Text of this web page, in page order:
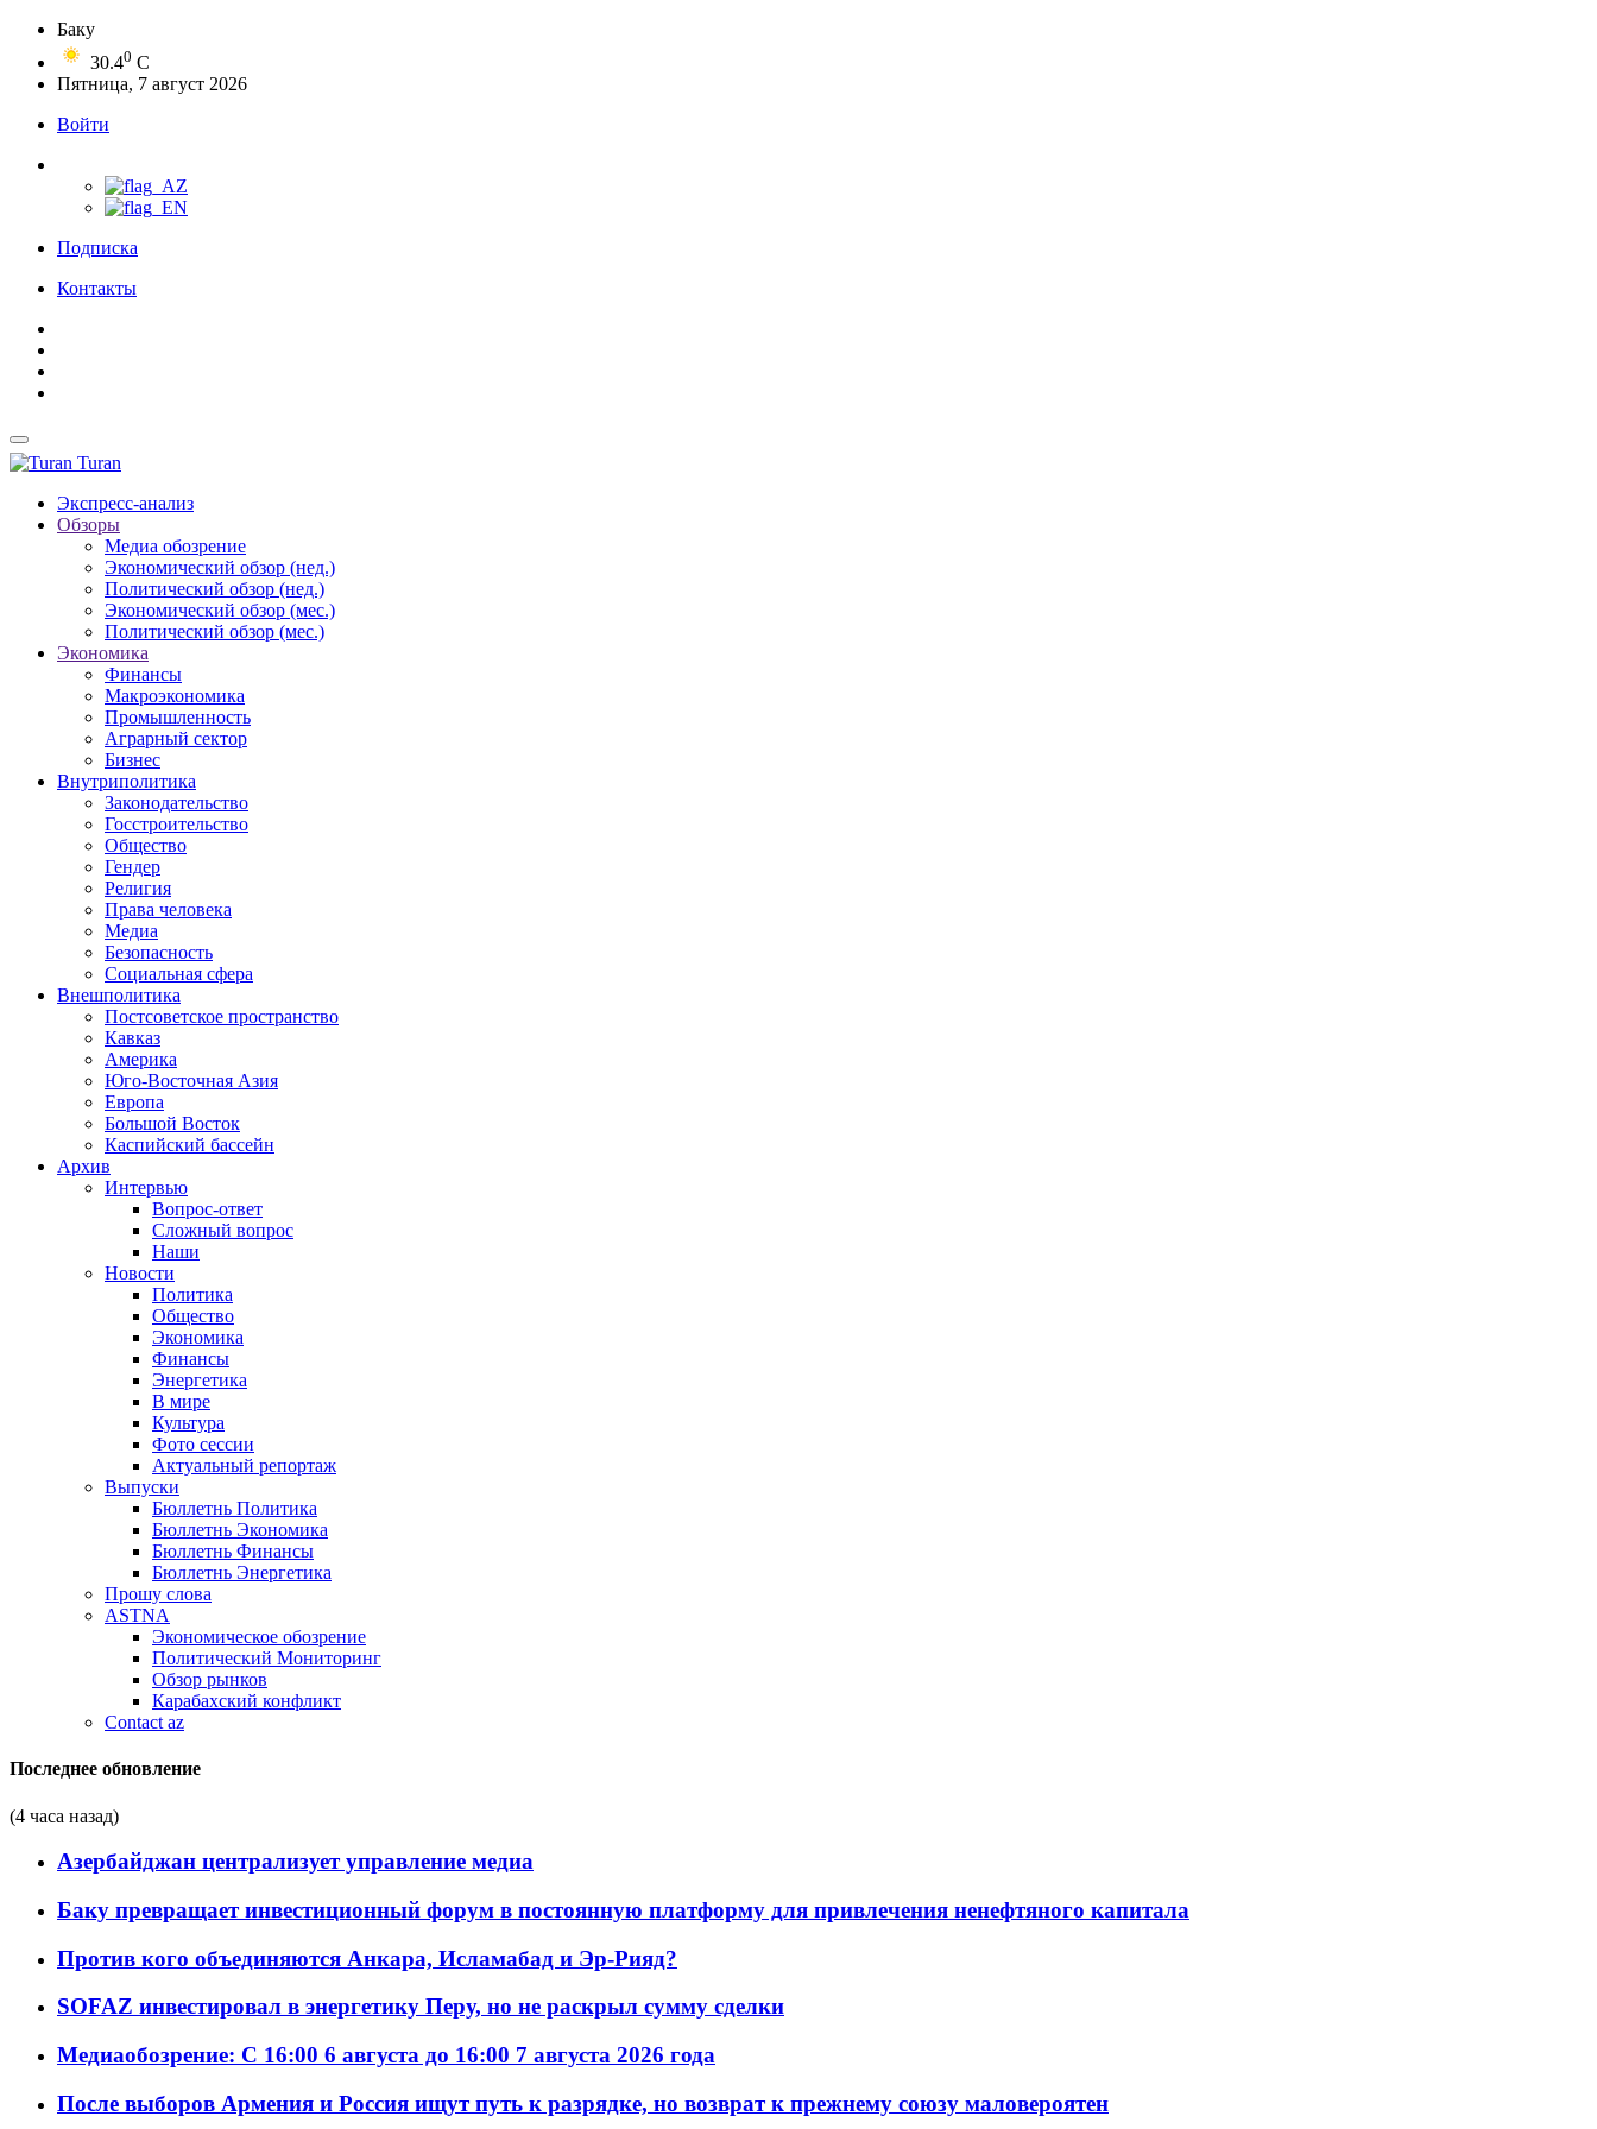
Баку
30.40 C
Пятница, 7 август 2026
Войти
Подписка
Контакты
Turan
Экспресс-анализ
Обзоры
Медиа обозрение
Экономический обзор (нед.)
Политический обзор (нед.)
Экономический обзор (мес.)
Политический обзор (мес.)
Экономика
Финансы
Макроэкономика
Промышленность
Аграрный сектор
Бизнес
Внутриполитика
Законодательство
Госстроительство
Общество
Гендер
Религия
Права человека
Медиа
Безопасность
Социальная сфера
Внешполитика
Постсоветское пространство
Кавказ
Америка
Юго-Восточная Азия
Европа
Большой Восток
Каспийский бассейн
Архив
Интервью
Вопрос-ответ
Сложный вопрос
Наши
Новости
Политика
Общество
Экономика
Финансы
Энергетика
В мире
Культура
Фото сессии
Актуальный репортаж
Выпуски
Бюллетнь Политика
Бюллетнь Экономика
Бюллетнь Финансы
Бюллетнь Энергетика
Прошу слова
ASTNA
Экономическое обозрение
Политический Мониторинг
Обзор рынков
Карабахский конфликт
Contact az
Последнее обновление
(4 часа назад)
Азербайджан централизует управление медиа
Баку превращает инвестиционный форум в постоянную платформу для привлечения ненефтяного капитала
Против кого объединяются Анкара, Исламабад и Эр-Рияд?
SOFAZ инвестировал в энергетику Перу, но не раскрыл сумму сделки
Медиаобозрение: С 16:00 6 августа до 16:00 7 августа 2026 года
После выборов Армения и Россия ищут путь к разрядке, но возврат к прежнему союзу маловероятен